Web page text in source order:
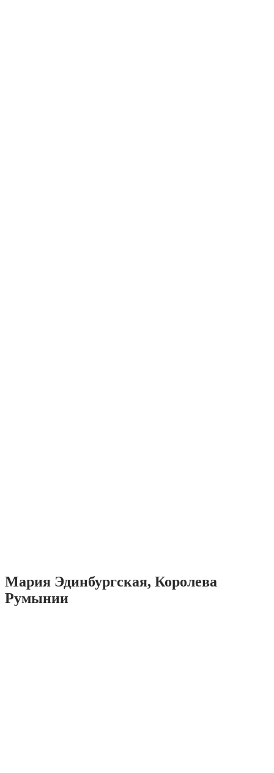
Мария Эдинбургская, Королева
Румынии